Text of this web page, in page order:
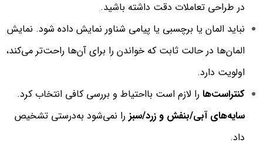
در طراحی تعاملات دقت داشته باشید.
نباید المان یا برچسبی یا پیامی شناور نمایش داده شود. نمایش
المان‌ها در حالت ثابت که خواندن را برای آن‌ها راحت‌تر می‌کند،
اولویت دارد.
کنتراست‌ها را لازم است بااحتیاط و بررسی کافی انتخاب کرد.
سایه‌های آبی/بنفش و زرد/سبز را نمی‌شود به‌درستی تشخیص
داد.